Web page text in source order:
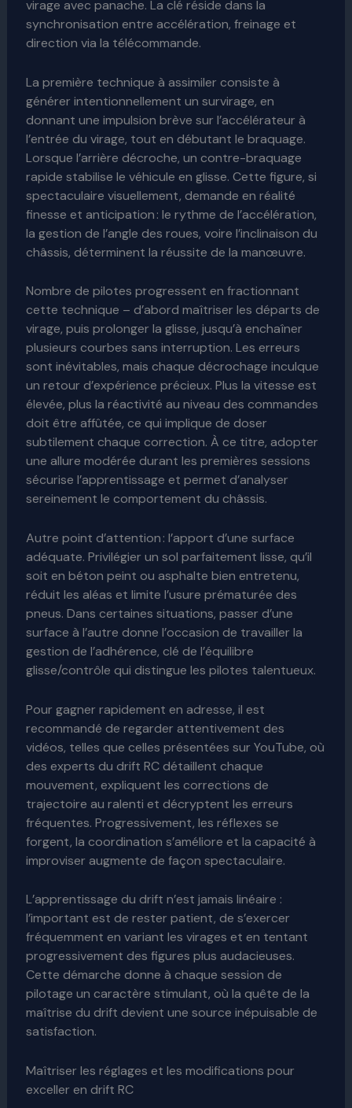
virage avec panache. La clé réside dans la
synchronisation entre accélération, freinage et
direction via la télécommande.
La première technique à assimiler consiste à
générer intentionnellement un survirage, en
donnant une impulsion brève sur l’accélérateur à
l’entrée du virage, tout en débutant le braquage.
Lorsque l’arrière décroche, un contre-braquage
rapide stabilise le véhicule en glisse. Cette figure, si
spectaculaire visuellement, demande en réalité
finesse et anticipation : le rythme de l’accélération,
la gestion de l’angle des roues, voire l’inclinaison du
châssis, déterminent la réussite de la manœuvre.
Nombre de pilotes progressent en fractionnant
cette technique – d’abord maîtriser les départs de
virage, puis prolonger la glisse, jusqu’à enchaîner
plusieurs courbes sans interruption. Les erreurs
sont inévitables, mais chaque décrochage inculque
un retour d’expérience précieux. Plus la vitesse est
élevée, plus la réactivité au niveau des commandes
doit être affûtée, ce qui implique de doser
subtilement chaque correction. À ce titre, adopter
une allure modérée durant les premières sessions
sécurise l’apprentissage et permet d’analyser
sereinement le comportement du châssis.
Autre point d’attention : l’apport d’une surface
adéquate. Privilégier un sol parfaitement lisse, qu’il
soit en béton peint ou asphalte bien entretenu,
réduit les aléas et limite l’usure prématurée des
pneus. Dans certaines situations, passer d’une
surface à l’autre donne l’occasion de travailler la
gestion de l’adhérence, clé de l’équilibre
glisse/contrôle qui distingue les pilotes talentueux.
Pour gagner rapidement en adresse, il est
recommandé de regarder attentivement des
vidéos, telles que celles présentées sur YouTube, où
des experts du drift RC détaillent chaque
mouvement, expliquent les corrections de
trajectoire au ralenti et décryptent les erreurs
fréquentes. Progressivement, les réflexes se
forgent, la coordination s’améliore et la capacité à
improviser augmente de façon spectaculaire.
L’apprentissage du drift n’est jamais linéaire :
l’important est de rester patient, de s’exercer
fréquemment en variant les virages et en tentant
progressivement des figures plus audacieuses.
Cette démarche donne à chaque session de
pilotage un caractère stimulant, où la quête de la
maîtrise du drift devient une source inépuisable de
satisfaction.
Maîtriser les réglages et les modifications pour
exceller en drift RC